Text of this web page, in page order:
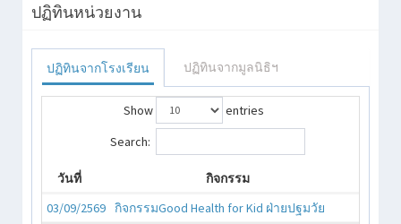
ปฏิทินหน่วยงาน
ปฏิทินจากโรงเรียน ปฏิทินจากมูลนิธิฯ
Show
entries
Search:
วันที่
กิจกรรม
03/09/2569 กิจกรรมGood Health for Kid ฝ่ายปฐมวัย